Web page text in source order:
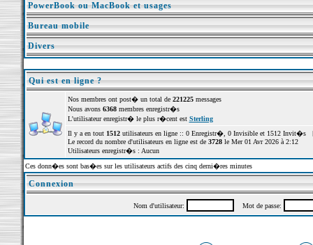
PowerBook ou MacBook et usages
Bureau mobile
Divers
Qui est en ligne ?
Nos membres ont post� un total de 221225messages
Nous avons 6368membres enregistr�s
L'utilisateur enregistr� le plus r�cent est Sterling
Il y a en tout 1512utilisateurs en ligne :: 0 Enregistr�, 0 Invisible et 1512 Invit�s
Le record du nombre d'utilisateurs en ligne est de 3728le Mer 01 Avr 2026 à 2:12
Utilisateurs enregistr�s : Aucun
Ces donn�es sont bas�es sur les utilisateurs actifs des cinq derni�res minutes
Connexion
Nom d'utilisateur: Mot de passe: